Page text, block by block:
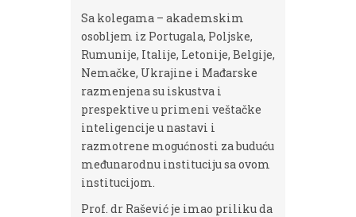
Sa kolegama – akademskim
osobljem iz Portugala, Poljske,
Rumunije, Italije, Letonije, Belgije,
Nemačke, Ukrajine i Mađarske
razmenjena su iskustva i
prespektive u primeni veštačke
inteligencije u nastavi i
razmotrene mogućnosti za buduću
međunarodnu instituciju sa ovom
institucijom.
Prof. dr Rašević je imao priliku da